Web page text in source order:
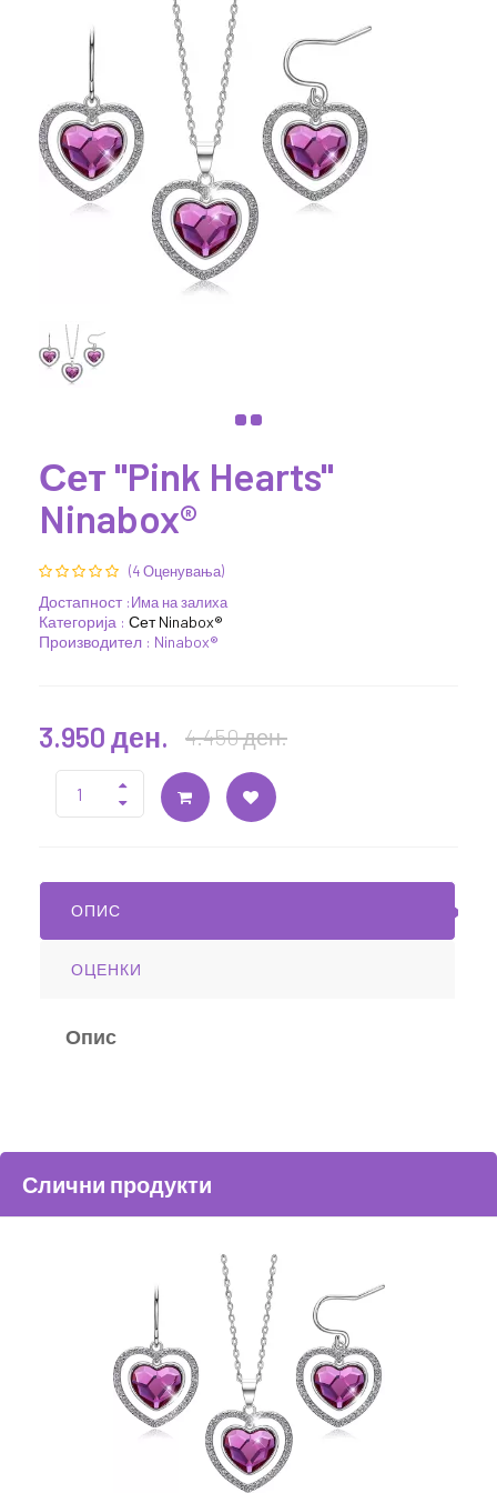
Сет "Pink Hearts"
Ninabox®
(4 Оценувања)
Достапност :Има на залиха
Категорија : Сет Ninabox®
Производител : Ninabox®
3.950 ден. 4.450 ден.
ОПИС
ОЦЕНКИ
Опис
Слични продукти